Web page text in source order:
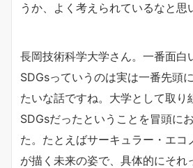
うか、よく考えられているなと思
長岡技術科学大学さん。一番面白
SDGsっていうのは実は一番先頭
たいな話ですね。大学として取り
SDGsだったということを冒頭に
た。たとえばサーキュラー・エコ
が描く未来の姿で、具体的にそれ